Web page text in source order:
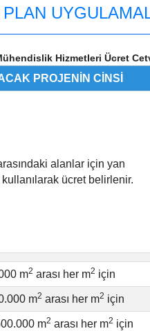
Hizmetleri Ücret
PROJENİN CİNSİ
alanlar için yan
ücret belirlenir.
m2 arası her m2 için
m2 arası her m2 için
m2 arası her m2 için